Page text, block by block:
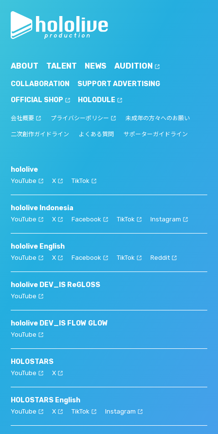
ABOUT TALENT NEWS AUDITION
COLLABORATION
SUPPORT ADVERTISING
OFFICIAL SHOP
HOLODULE
会社概要 プライバシーポリシー 未成年の方々へのお願い
二次創作ガイドライン よくある質問 サポーターガイドライン
hololive
YouTube X TikTok
hololive Indonesia
YouTube X Facebook TikTok Instagram
hololive English
YouTube X Facebook TikTok Reddit
hololive DEV_IS ReGLOSS
YouTube
hololive DEV_IS FLOW GLOW
YouTube
HOLOSTARS
YouTube X
HOLOSTARS English
YouTube X TikTok Instagram